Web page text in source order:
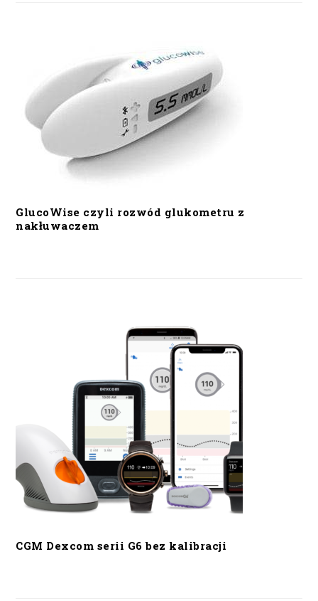
GlucoWise czyli rozwód glukometru z
nakłuwaczem
CGM Dexcom serii G6 bez kalibracji